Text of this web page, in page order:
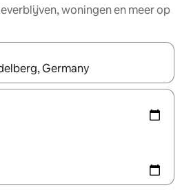
woningen en meer op
beschikbaar zijn, maak je een keuze